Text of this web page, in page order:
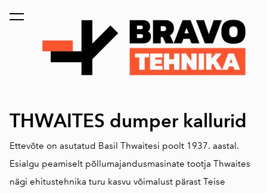
lisati ostukorvi. Vaata ostukorvi
THWAITES dumper kallurid
Ettevõte on asutatud Basil Thwaitesi poolt 1937. aastal.
Esialgu peamiselt põllumajandusmasinate tootja Thwaites
nägi ehitustehnika turu kasvu võimalust pärast Teise